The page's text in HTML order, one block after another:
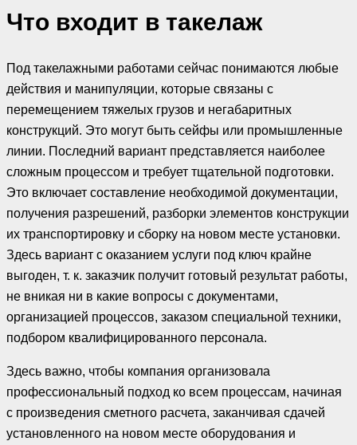
Что входит в такелаж
Под такелажными работами сейчас понимаются любые
действия и манипуляции, которые связаны с
перемещением тяжелых грузов и негабаритных
конструкций. Это могут быть сейфы или промышленные
линии. Последний вариант представляется наиболее
сложным процессом и требует тщательной подготовки.
Это включает составление необходимой документации,
получения разрешений, разборки элементов конструкции
их транспортировку и сборку на новом месте установки.
Здесь вариант с оказанием услуги под ключ крайне
выгоден, т. к. заказчик получит готовый результат работы,
не вникая ни в какие вопросы с документами,
организацией процессов, заказом специальной техники,
подбором квалифицированного персонала.
Здесь важно, чтобы компания организовала
профессиональный подход ко всем процессам, начиная
с произведения сметного расчета, заканчивая сдачей
установленного на новом месте оборудования и